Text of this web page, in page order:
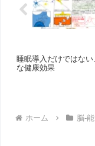
睡眠導入だけではな
な健康効果
ホーム 脳-